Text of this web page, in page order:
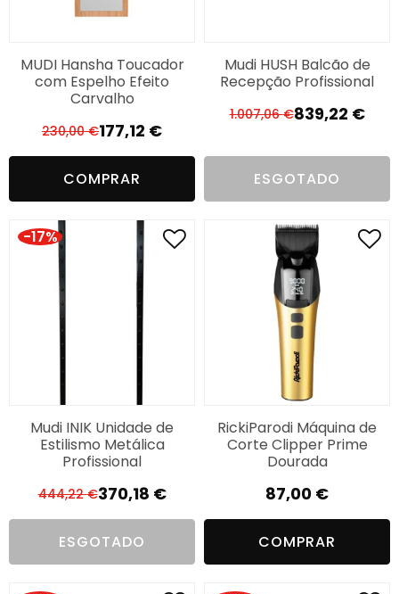
MUDI Hansha Toucador
com Espelho Efeito
Carvalho
230,00€O
preço
original
era:
230,00 €.
177,12 €
O
preço
atual
é:
177,12 €.
COMPRAR
Mudi HUSH Balcão de
Recepção Profissional
1.007,06€O
era:
839,22 €
O
é:
ESGOTADO
-17%
Mudi INIK Unidade de
Estilismo Metálica
Profissional
444,22€O
preço
original
era:
444,22 €.
370,18 €
O
preço
atual
é:
370,18 €.
ESGOTADO
RickiParodi Máquina de
Corte Clipper Prime
Dourada
87,00 €
COMPRAR